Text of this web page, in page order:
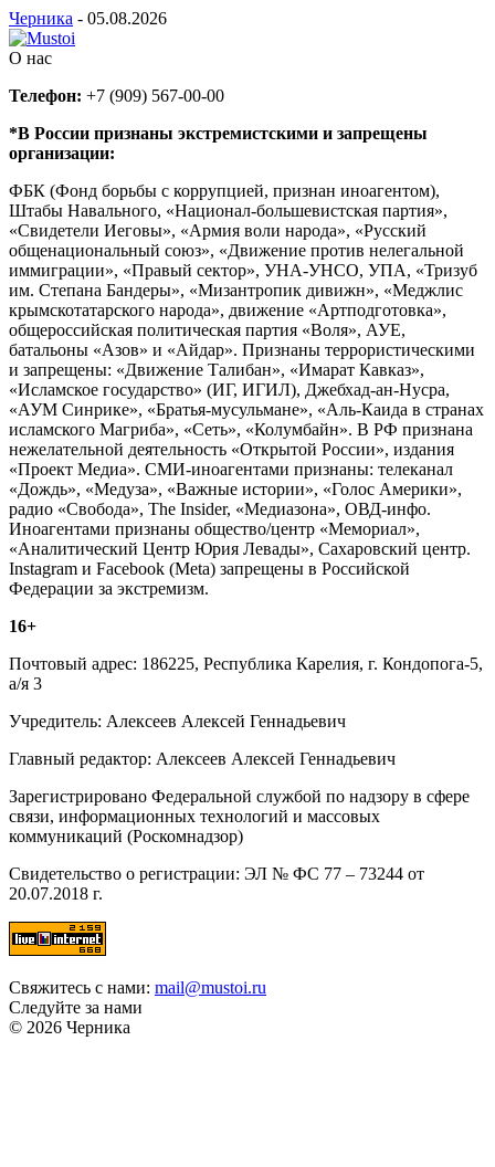
Черника - 05.08.2026
О нас
Телефон: +7 (909) 567-00-00
*В России признаны экстремистскими и запрещены
организации:
ФБК (Фонд борьбы с коррупцией, признан иноагентом),
Штабы Навального, «Национал-большевистская партия»,
«Свидетели Иеговы», «Армия воли народа», «Русский
общенациональный союз», «Движение против нелегальной
иммиграции», «Правый сектор», УНА-УНСО, УПА, «Тризуб
им. Степана Бандеры», «Мизантропик дивижн», «Меджлис
крымскотатарского народа», движение «Артподготовка»,
общероссийская политическая партия «Воля», АУЕ,
батальоны «Азов» и «Айдар». Признаны террористическими
и запрещены: «Движение Талибан», «Имарат Кавказ»,
«Исламское государство» (ИГ, ИГИЛ), Джебхад-ан-Нусра,
«АУМ Синрике», «Братья-мусульмане», «Аль-Каида в странах
исламского Магриба», «Сеть», «Колумбайн». В РФ признана
нежелательной деятельность «Открытой России», издания
«Проект Медиа». СМИ-иноагентами признаны: телеканал
«Дождь», «Медуза», «Важные истории», «Голос Америки»,
радио «Свобода», The Insider, «Медиазона», ОВД-инфо.
Иноагентами признаны общество/центр «Мемориал»,
«Аналитический Центр Юрия Левады», Сахаровский центр.
Instagram и Facebook (Metа) запрещены в Российской
Федерации за экстремизм.
16+
Почтовый адрес: 186225, Республика Карелия, г. Кондопога-5,
а/я 3
Учредитель: Алексеев Алексей Геннадьевич
Главный редактор: Алексеев Алексей Геннадьевич
Зарегистрировано Федеральной службой по надзору в сфере
связи, информационных технологий и массовых
коммуникаций (Роскомнадзор)
Свидетельство о регистрации: ЭЛ № ФС 77 – 73244 от
20.07.2018 г.
Свяжитесь с нами: mail@mustoi.ru
Следуйте за нами
© 2026 Черника